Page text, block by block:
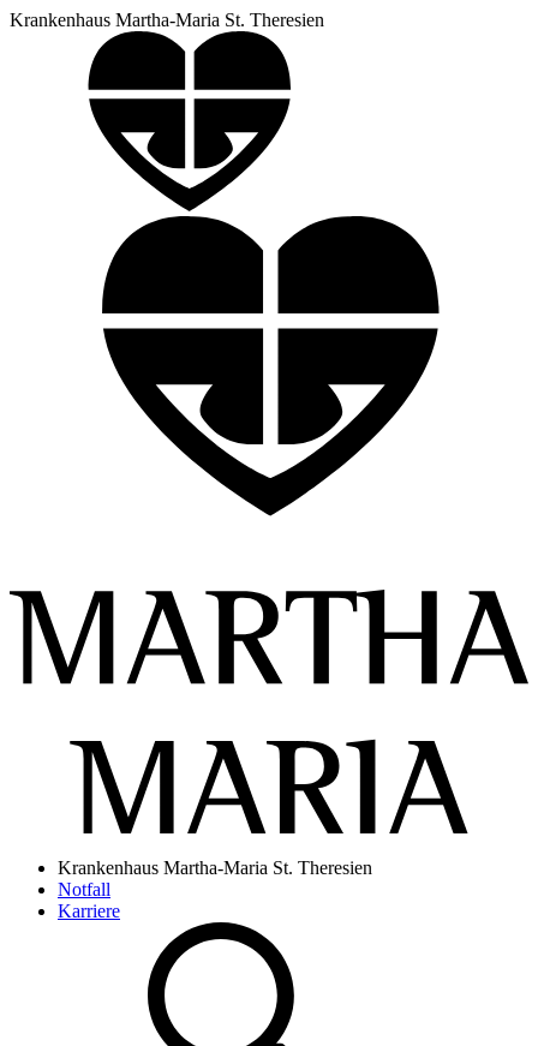
Krankenhaus Martha-Maria St. Theresien
Krankenhaus Martha-Maria St. Theresien
Notfall
Karriere